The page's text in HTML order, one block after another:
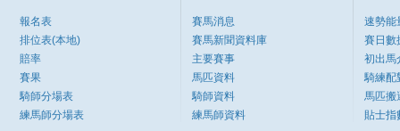
報名表
排位表(本地)
賠率
賽果
騎師分場表
練馬師分場表
賽馬消息
賽馬新聞資料庫
主要賽事
馬匹資料
騎師資料
練馬師資料
速勢能
賽日數
初出馬
騎練配
馬匹搬
貼士指